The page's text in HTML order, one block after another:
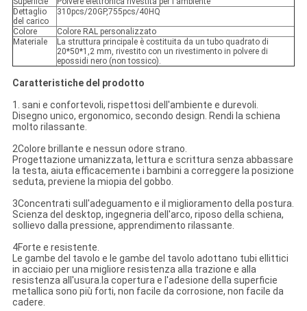
Dettaglio
del carico
310pcs/20GP,755pcs/40HQ
Colore
Colore RAL personalizzato
Materiale
La struttura principale è costituita da un tubo quadrato di
20*50*1,2 mm, rivestito con un rivestimento in polvere di
epossidi nero (non tossico).
Caratteristiche del prodotto
1. sani e confortevoli, rispettosi dell'ambiente e durevoli.
Disegno unico, ergonomico, secondo design. Rendi la schiena
molto rilassante.
2Colore brillante e nessun odore strano.
Progettazione umanizzata, lettura e scrittura senza abbassare
la testa, aiuta efficacemente i bambini a correggere la posizione
seduta, previene la miopia del gobbo.
3Concentrati sull'adeguamento e il miglioramento della postura.
Scienza del desktop, ingegneria dell'arco, riposo della schiena,
sollievo dalla pressione, apprendimento rilassante.
4Forte e resistente.
Le gambe del tavolo e le gambe del tavolo adottano tubi ellittici
in acciaio per una migliore resistenza alla trazione e alla
resistenza all'usura.la copertura e l'adesione della superficie
metallica sono più forti, non facile da corrosione, non facile da
cadere.